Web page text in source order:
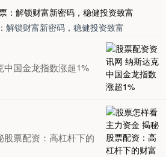
解锁财富新密码，稳健投资致富
中国金龙指数涨超1%
股票配资：高杠杆下的